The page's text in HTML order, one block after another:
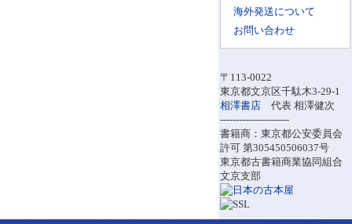
海外発送について
お問い合わせ
〒113-0022
東京都文京区千駄木3-29-1
相澤書店 代表 相澤健次
----------------------
書籍商：東京都公安委員会
許可 第305450506037号
東京都古書籍商業協同組合
文京支部